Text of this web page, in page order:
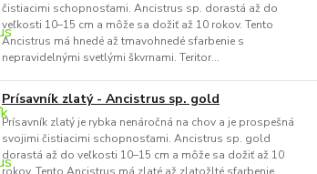
čistiacimi schopnosťami. Ancistrus sp. dorastá až do
veľkosti 10–15 cm a môže sa dožiť až 10 rokov. Tento
Ancistrus má hnedé až tmavohnedé sfarbenie s
nepravidelnými svetlými škvrnami. Teritor...
Prísavník zlatý - Ancistrus sp. gold
Prísavník zlatý je rybka nenáročná na chov a je prospešná
svojimi čistiacimi schopnosťami. Ancistrus sp. gold
dorastá až do veľkosti 10–15 cm a môže sa dožiť až 10